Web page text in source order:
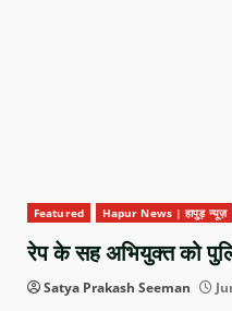
Featured Hapur News | हापुड़ न्यूज़
रेप के सह अभियुक्त को
Satya Prakash Seeman